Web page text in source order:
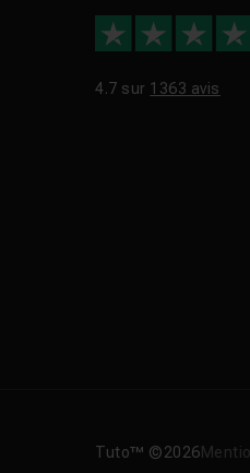
4.7 sur 1363 avis
Tuto™ ©2026